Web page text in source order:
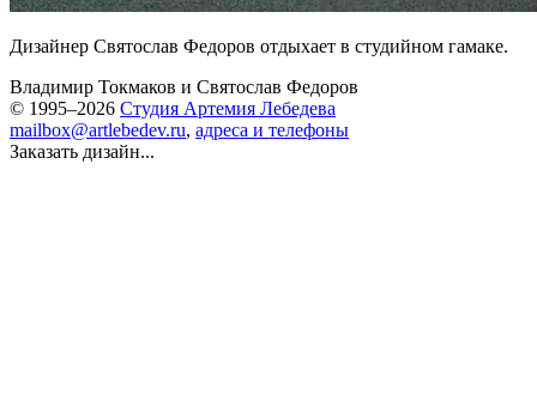
Дизайнер Святослав Федоров отдыхает в студийном гамаке.
Владимир Токмаков и Святослав Федоров
© 1995–2026 Студия Артемия Лебедева
mailbox@artlebedev.ru, адреса и телефоны
Заказать дизайн...